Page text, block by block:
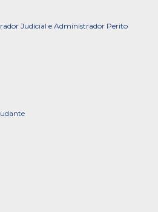
Judicial e Administrador Perito